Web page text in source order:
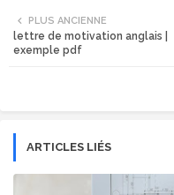
PLUS ANCIENNE
lettre de motivation anglais |
exemple pdf
ARTICLES LIÉS